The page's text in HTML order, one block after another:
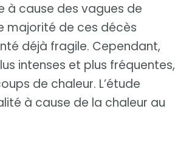
à cause des vagues de
majorité de ces décès
déjà fragile. Cependant,
intenses et plus fréquentes,
de chaleur. L’étude
à cause de la chaleur au